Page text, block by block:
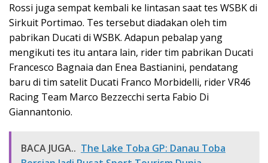
Rossi juga sempat kembali ke lintasan saat tes WSBK di
Sirkuit Portimao. Tes tersebut diadakan oleh tim
pabrikan Ducati di WSBK. Adapun pebalap yang
mengikuti tes itu antara lain, rider tim pabrikan Ducati
Francesco Bagnaia dan Enea Bastianini, pendatang
baru di tim satelit Ducati Franco Morbidelli, rider VR46
Racing Team Marco Bezzecchi serta Fabio Di
Giannantonio.
BACA JUGA.. The Lake Toba GP: Danau Toba